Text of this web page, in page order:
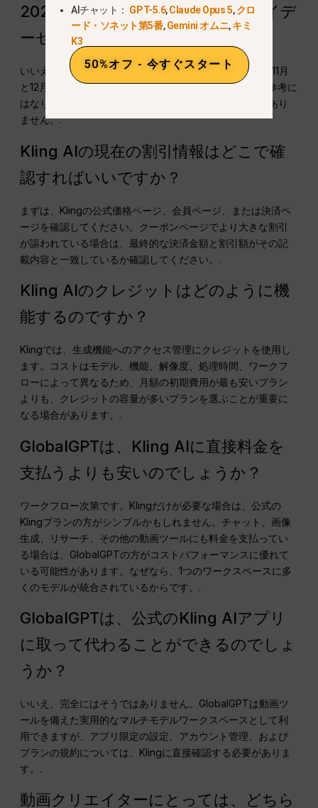
2025年のKling AIのブラックフライデ
ーセールは、まだ有効ですか？
いいえ。以前の記事に記載されていた取引期間は2025年11月
と12月に限定されていました。これは過去の背景として参考に
はなりますが、現在の割引の約束として捉えるべきではあり
ません。.
Kling AIの現在の割引情報はどこで確
認すればいいですか？
まずは、Klingの公式価格ページ、会員ページ、または決済ペ
ージを確認してください。クーポンページでより大きな割引
が謳われている場合は、最終的な決済金額と割引額がその記
載内容と一致しているか確認してください。.
Kling AIのクレジットはどのように機
能するのですか？
Klingでは、生成機能へのアクセス管理にクレジットを使用し
ます。コストはモデル、機能、解像度、処理時間、ワークフ
ローによって異なるため、月額の初期費用が最も安いプラン
よりも、クレジットの容量が多いプランを選ぶことが重要に
なる場合があります。.
GlobalGPTは、Kling AIに直接料金を
支払うよりも安いのでしょうか？
ワークフロー次第です。Klingだけが必要な場合は、公式の
Klingプランの方がシンプルかもしれません。チャット、画像
生成、リサーチ、その他の動画ツールにも料金を支払ってい
る場合は、GlobalGPTの方がコストパフォーマンスに優れて
いる可能性があります。なぜなら、1つのワークスペースに多
くのモデルが統合されているからです。.
GlobalGPTは、公式のKling AIアプリ
に取って代わることができるのでしょ
うか？
いいえ、完全にはそうではありません。GlobalGPTは動画ツ
ールを備えた実用的なマルチモデルワークスペースとして利
用できますが、アプリ限定の設定、アカウント管理、および
プランの規約については、Klingに直接確認する必要がありま
す。.
動画クリエイターにとっては、どちら
AIチャット： GPT-5.6,Claude Opus 5,クロ
ード・ソネット第5番,Gemini オムニ,キミ
K3
50%オフ - 今すぐスタート